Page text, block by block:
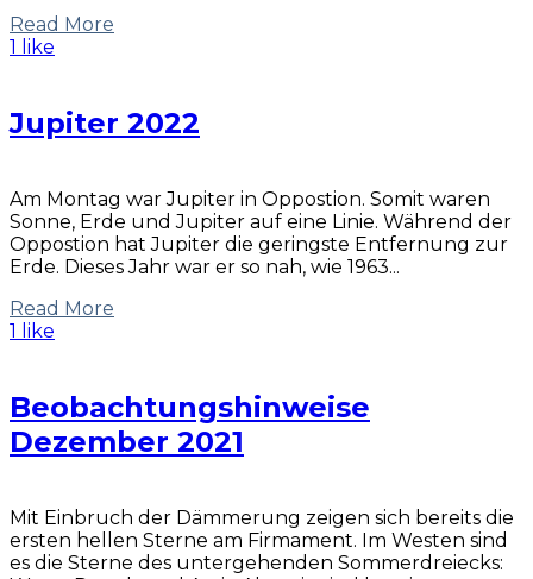
Read More
1 like
Jupiter 2022
Am Montag war Jupiter in Oppostion. Somit waren
Sonne, Erde und Jupiter auf eine Linie. Während der
Oppostion hat Jupiter die geringste Entfernung zur
Erde. Dieses Jahr war er so nah, wie 1963...
Read More
1 like
Beobachtungshinweise
Dezember 2021
Mit Einbruch der Dämmerung zeigen sich bereits die
ersten hellen Sterne am Firmament. Im Westen sind
es die Sterne des untergehenden Sommerdreiecks: